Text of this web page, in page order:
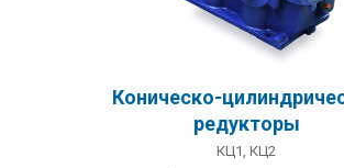
Коническо-
редукторы
КЦ1, КЦ2